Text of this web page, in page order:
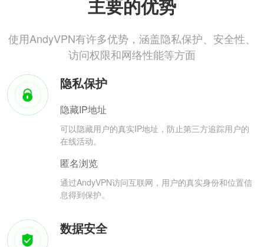
主要的优势
使用AndyVPN有许多优势，涵盖隐私保护、安全性、
访问权限和网络性能等方面
隐私保护
隐藏IP地址
可以隐藏用户的真实IP地址，防止第三方追踪用户的
在线活动。
匿名浏览
通过AndyVPN访问互联网，用户的真实身份和位置信
息得到保护。
数据安全